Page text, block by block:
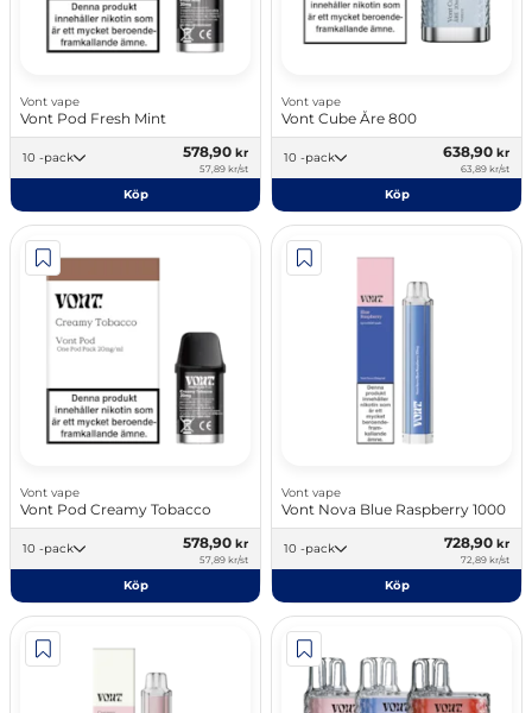
Vont vape
Vont Pod Fresh Mint
10 -pack 578,90 kr
57,89 kr/st
Köp
Vont vape
Vont Cube Åre 800
10 -pack 638,90 kr
63,89 kr/st
Köp
Vont vape
Vont Pod Creamy Tobacco
10 -pack 578,90 kr
57,89 kr/st
Köp
Vont vape
Vont Nova Blue Raspberry 1000
10 -pack 728,90 kr
72,89 kr/st
Köp